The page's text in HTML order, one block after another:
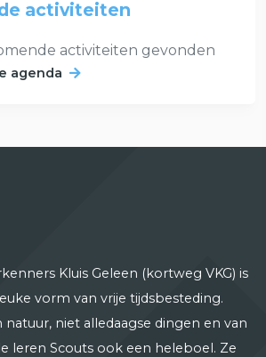
activiteiten
activiteiten gevonden
agenda
Kluis Geleen (kortweg VKG) is
vorm van vrije tijdsbesteding.
natuur, niet alledaagse dingen en van
leren Scouts ook een heleboel. Ze